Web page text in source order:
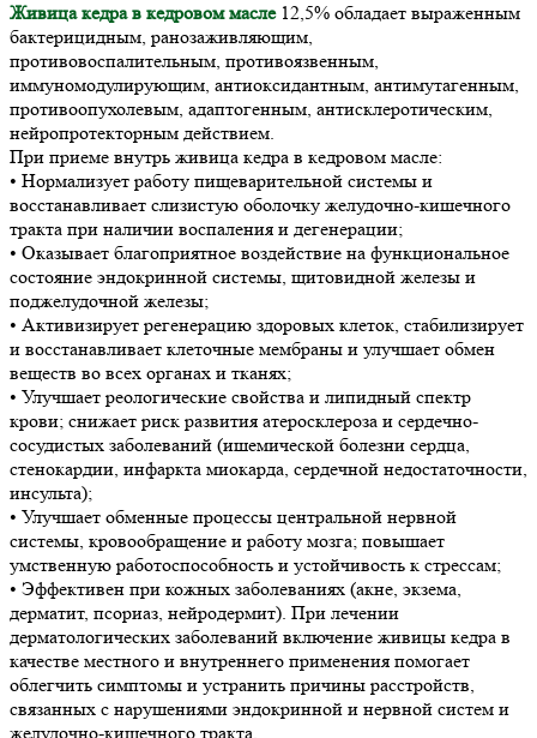
Живица кедра в кедровом масле 12,5% обладает выраженным
бактерицидным, ранозаживляющим,
противовоспалительным, противоязвенным,
иммуномодулирующим, антиоксидантным, антимутагенным,
противоопухолевым, адаптогенным, антисклеротическим,
нейропротекторным действием.
При приеме внутрь живица кедра в кедровом масле:
• Нормализует работу пищеварительной системы и
восстанавливает слизистую оболочку желудочно-кишечного
тракта при наличии воспаления и дегенерации;
• Оказывает благоприятное воздействие на функциональное
состояние эндокринной системы, щитовидной железы и
поджелудочной железы;
• Активизирует регенерацию здоровых клеток, стабилизирует
и восстанавливает клеточные мембраны и улучшает обмен
веществ во всех органах и тканях;
• Улучшает реологические свойства и липидный спектр
крови; снижает риск развития атеросклероза и сердечно-
сосудистых заболеваний (ишемической болезни сердца,
стенокардии, инфаркта миокарда, сердечной недостаточности,
инсульта);
• Улучшает обменные процессы центральной нервной
системы, кровообращение и работу мозга; повышает
умственную работоспособность и устойчивость к стрессам;
• Эффективен при кожных заболеваниях (акне, экзема,
дерматит, псориаз, нейродермит). При лечении
дерматологических заболеваний включение живицы кедра в
качестве местного и внутреннего применения помогает
облегчить симптомы и устранить причины расстройств,
связанных с нарушениями эндокринной и нервной систем и
желудочно-кишечного тракта.